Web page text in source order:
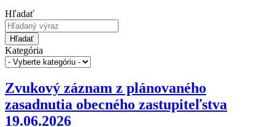
Hľadať
Hľadať
Kategória
Zvukový záznam z plánovaného
zasadnutia obecného zastupiteľstva
19.06.2026